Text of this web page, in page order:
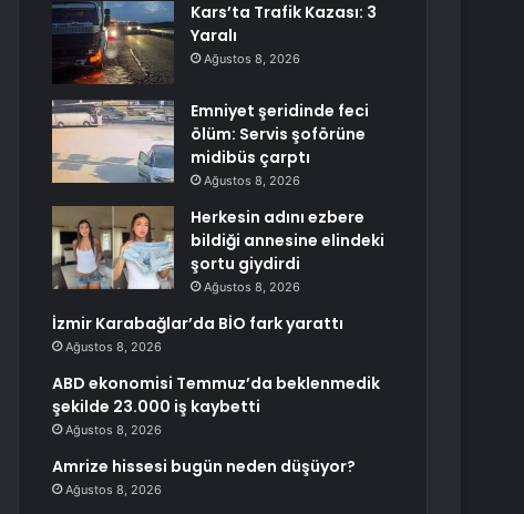
Kars’ta Trafik Kazası: 3
Yaralı
Ağustos 8, 2026
Emniyet şeridinde feci
ölüm: Servis şoförüne
midibüs çarptı
Ağustos 8, 2026
Herkesin adını ezbere
bildiği annesine elindeki
şortu giydirdi
Ağustos 8, 2026
İzmir Karabağlar’da BİO fark yarattı
Ağustos 8, 2026
ABD ekonomisi Temmuz’da beklenmedik
şekilde 23.000 iş kaybetti
Ağustos 8, 2026
Amrize hissesi bugün neden düşüyor?
Ağustos 8, 2026